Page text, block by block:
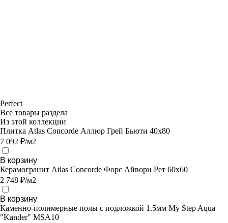
Perfect
Все товары раздела
Из этой коллекции
Плитка Atlas Concorde Аллюр Грей Бьюти 40х80
7 092 ₽/м2
В корзину
Керамогранит Atlas Concorde Форс Айвори Рет 60х60
2 748 ₽/м2
В корзину
Каменно-полимерные полы с подложкой 1.5мм My Step Aqua
"Kander" MSA10